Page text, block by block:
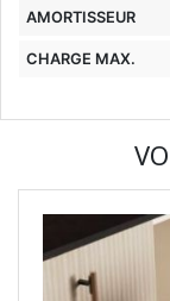
AMORTISSEUR
CHARGE MAX.